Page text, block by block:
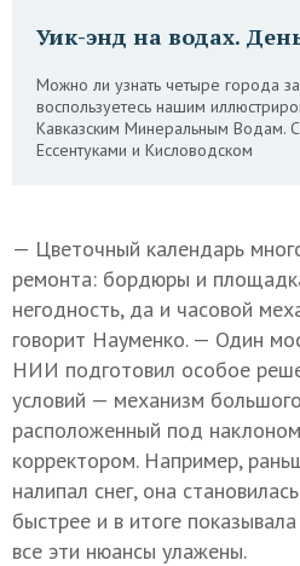
Уик-энд на водах.
Можно ли узнать четыре города
воспользуетесь нашим
Кавказским Минеральным Водам.
Ессентуками и Кисловодском
— Цветочный календарь
ремонта: бордюры и
негодность, да и часовой
говорит Науменко. — Один
НИИ подготовил особое
условий — механизм
расположенный под
корректором. Например,
налипал снег, она
быстрее и в итоге
все эти нюансы улажены.